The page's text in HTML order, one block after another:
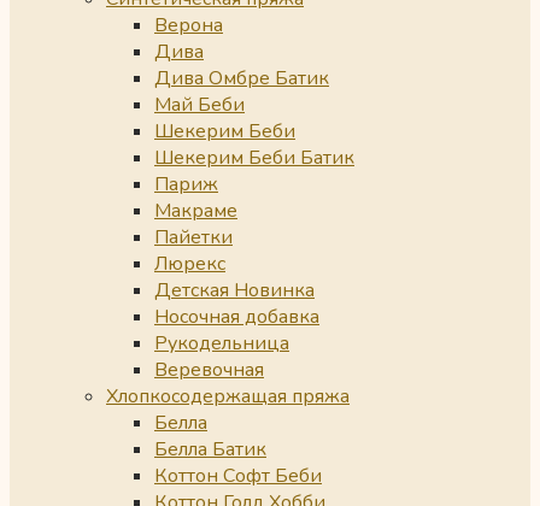
Верона
Дива
Дива Омбре Батик
Май Беби
Шекерим Беби
Шекерим Беби Батик
Париж
Макраме
Пайетки
Люрекс
Детская Новинка
Носочная добавка
Рукодельница
Веревочная
Хлопкосодержащая пряжа
Белла
Белла Батик
Коттон Софт Беби